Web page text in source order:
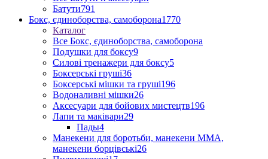
Батути791
Бокс, єдиноборства, самоборона1770
Каталог
Все Бокс, єдиноборства, самоборона
Подушки для боксу9
Силові тренажери для боксу5
Боксерські груші36
Боксерські мішки та груші196
Водоналивні мішки26
Аксесуари для бойових мистецтв196
Лапи та маківари29
Пады4
Манекени для боротьби, манекени ММА,
манекени борцівські26